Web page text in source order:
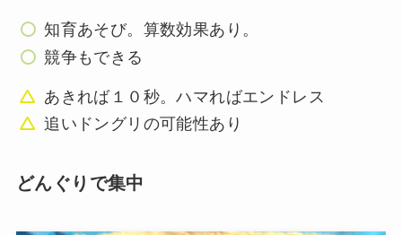
知育あそび。算数効果あり。
競争もできる
あきれば１０秒。ハマればエンドレス
追いドングリの可能性あり
どんぐりで集中